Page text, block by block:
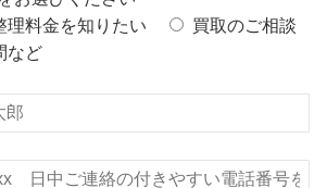
理料金を知りたい
買取のご相談
など